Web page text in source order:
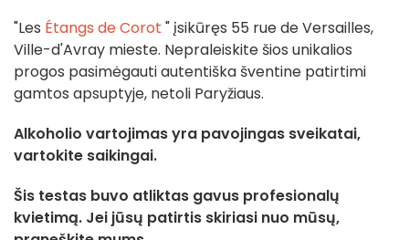
"Les Étangs de Corot " įsikūręs 55 rue de Versailles,
Ville-d'Avray mieste. Nepraleiskite šios unikalios
progos pasimėgauti autentiška šventine patirtimi
gamtos apsuptyje, netoli Paryžiaus.
Alkoholio vartojimas yra pavojingas sveikatai,
vartokite saikingai.
Šis testas buvo atliktas gavus profesionalų
kvietimą. Jei jūsų patirtis skiriasi nuo mūsų,